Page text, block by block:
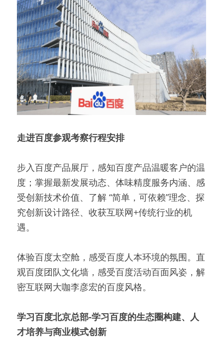
走进百度参观考察行程安排
步入百度产品展厅，感知百度产品温暖客户的温
度；掌握最新发展动态、体味精度服务内涵、感
受创新技术价值、了解 “简单，可依赖”理念、探
究创新设计路径、收获互联网+传统行业的机
遇。
体验百度太空舱，感受百度人本环境的氛围。直
观百度团队文化墙，感受百度活动百面风姿，解
密互联网大咖李彦宏的百度风格。
学习百度北京总部-学习百度的生态圈构建、人
才培养与商业模式创新